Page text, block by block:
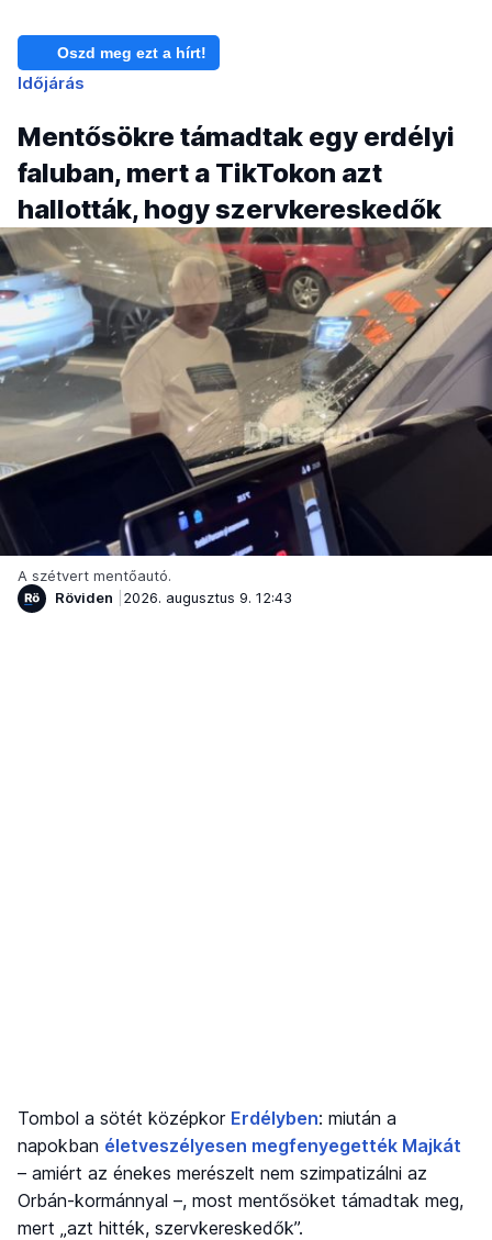
Oszd meg ezt a hírt!
Időjárás
Mentősökre támadtak egy erdélyi
faluban, mert a TikTokon azt
hallották, hogy szervkereskedők
A szétvert mentőautó.
Röviden
2026. augusztus 9. 12:43
Tombol a sötét középkor Erdélyben: miután a
napokban életveszélyesen megfenyegették Majkát
– amiért az énekes merészelt nem szimpatizálni az
Orbán-kormánnyal –, most mentősöket támadtak meg,
mert „azt hitték, szervkereskedők”.